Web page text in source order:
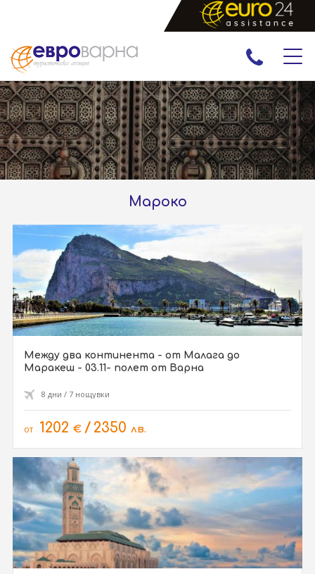
ПРАЗНИЦИ
ЕКСКУРЗИИ И ПОЧИВКИ
РАННИ ЗАПИСВАНИЯ
ЕКЗОТИКА
Мароко
Между два континента - от Малага до
Маракеш - 03.11- полет от Варна
8 дни / 7 нощувки
от 1202 € / 2350 лв.